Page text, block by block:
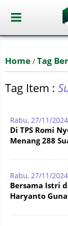
Home / Tag
Tag Item :
Rabu, 27/11/
Di TPS Romi
Menang 288
Rabu, 27/11/
Bersama Istri
Haryanto